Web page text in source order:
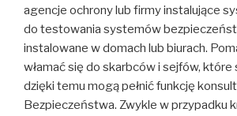
agencje ochrony lub firmy instalujące
do testowania systemów
instalowane w domach lub biurach.
włamać się do skarbców i sejfów, które
dzięki temu mogą pełnić funkcję
Bezpieczeństwa. Zwykle w przypadku